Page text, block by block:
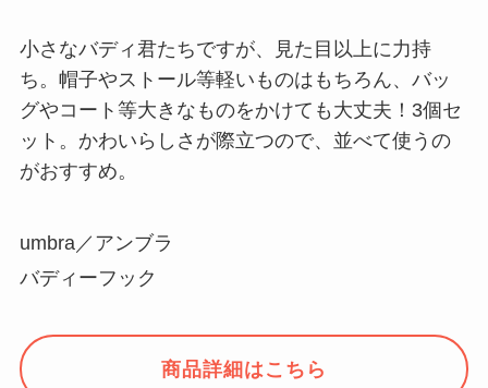
小さなバディ君たちですが、見た目以上に力持
ち。帽子やストール等軽いものはもちろん、バッ
グやコート等大きなものをかけても大丈夫！3個セ
ット。かわいらしさが際立つので、並べて使うの
がおすすめ。
umbra／アンブラ
バディーフック
商品詳細はこちら